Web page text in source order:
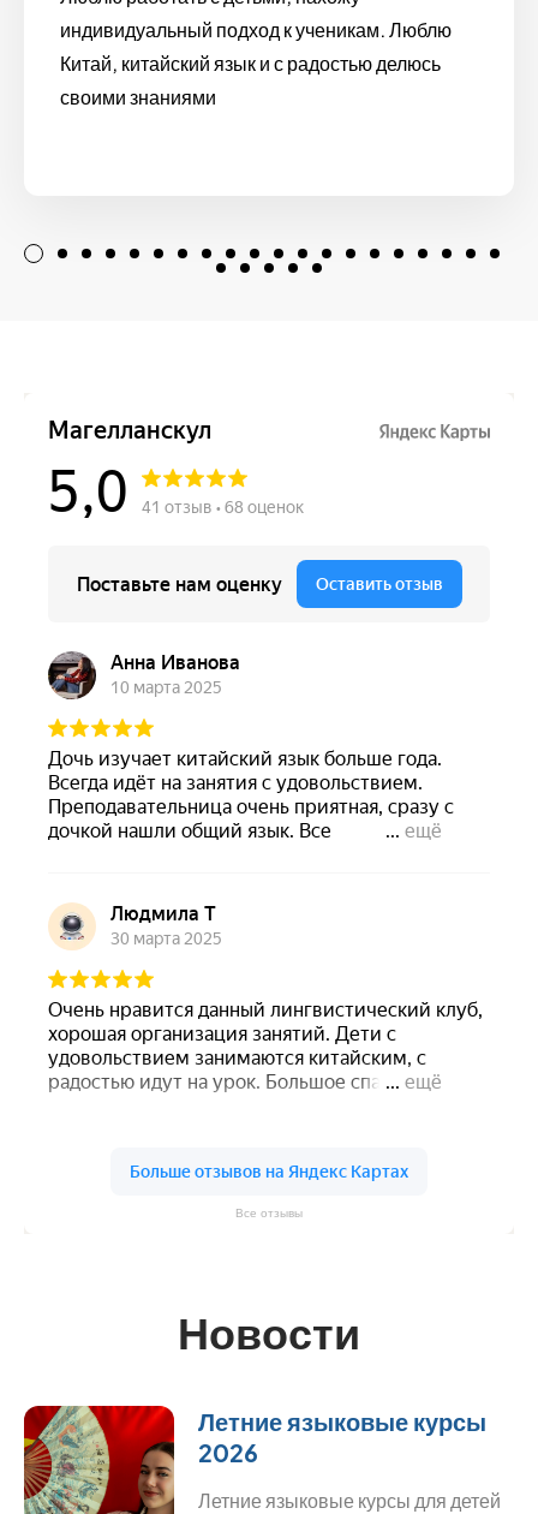
индивидуальный подход к ученикам. Люблю
Китай, китайский язык и с радостью делюсь
своими знаниями
Все отзывы
Новости
Летние языковые курсы
2026
Летние языковые курсы для детей